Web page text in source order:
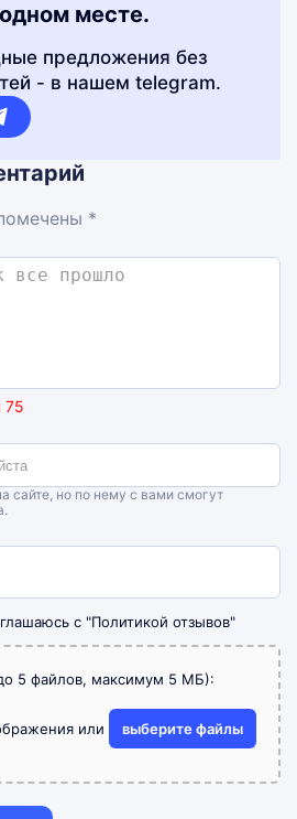
месте.
предложения без
- в нашем telegram.
*
75
сайте, но по нему с вами смогут
с "Политикой отзывов"
5 файлов, максимум 5 МБ):
или выберите файлы